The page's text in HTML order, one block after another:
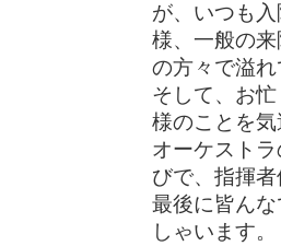
が、いつも
様、一般の
の方々で溢
そして、お
様のことを
オーケスト
びで、指揮
最後に皆ん
しゃいます。